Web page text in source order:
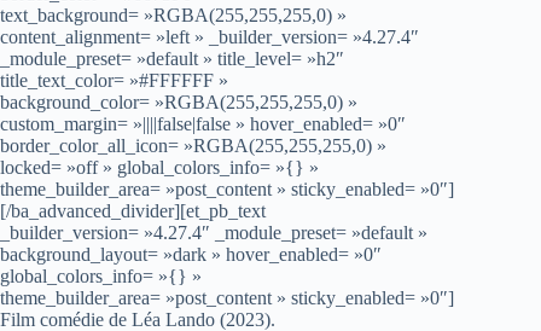
text_background= »RGBA(255,255,255,0) »
content_alignment= »left » _builder_version= »4.27.4″
_module_preset= »default » title_level= »h2″
title_text_color= »#FFFFFF »
background_color= »RGBA(255,255,255,0) »
custom_margin= »||||false|false » hover_enabled= »0″
border_color_all_icon= »RGBA(255,255,255,0) »
locked= »off » global_colors_info= »{} »
theme_builder_area= »post_content » sticky_enabled= »0″]
[/ba_advanced_divider][et_pb_text
_builder_version= »4.27.4″ _module_preset= »default »
background_layout= »dark » hover_enabled= »0″
global_colors_info= »{} »
theme_builder_area= »post_content » sticky_enabled= »0″]
Film comédie de Léa Lando (2023).